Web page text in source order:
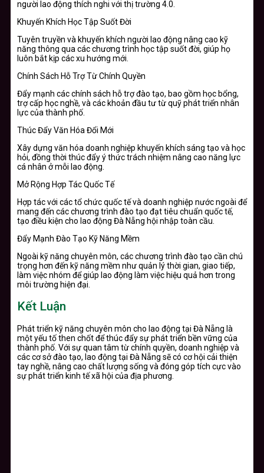
người lao động thích nghi với thị trường 4.0.
Khuyến Khích Học Tập Suốt Đời
Tuyên truyền và khuyến khích người lao động nâng cao kỹ
năng thông qua các chương trình học tập suốt đời, giúp họ
luôn bắt kịp các xu hướng mới.
Chính Sách Hỗ Trợ Từ Chính Quyền
Đẩy mạnh các chính sách hỗ trợ đào tạo, bao gồm học bổng,
trợ cấp học nghề, và các khoản đầu tư từ quỹ phát triển nhân
lực của thành phố.
Thúc Đẩy Văn Hóa Đổi Mới
Xây dựng văn hóa doanh nghiệp khuyến khích sáng tạo và học
hỏi, đồng thời thúc đẩy ý thức trách nhiệm nâng cao năng lực
cá nhân ở mỗi lao động.
Mở Rộng Hợp Tác Quốc Tế
Hợp tác với các tổ chức quốc tế và doanh nghiệp nước ngoài để
mang đến các chương trình đào tạo đạt tiêu chuẩn quốc tế,
tạo điều kiện cho lao động Đà Nẵng hội nhập toàn cầu.
Đẩy Mạnh Đào Tạo Kỹ Năng Mềm
Ngoài kỹ năng chuyên môn, các chương trình đào tạo cần chú
trọng hơn đến kỹ năng mềm như quản lý thời gian, giao tiếp,
làm việc nhóm để giúp lao động làm việc hiệu quả hơn trong
môi trường hiện đại.
Kết Luận
Phát triển kỹ năng chuyên môn cho lao động tại Đà Nẵng là
một yếu tố then chốt để thúc đẩy sự phát triển bền vững của
thành phố. Với sự quan tâm từ chính quyền, doanh nghiệp và
các cơ sở đào tạo, lao động tại Đà Nẵng sẽ có cơ hội cải thiện
tay nghề, nâng cao chất lượng sống và đóng góp tích cực vào
sự phát triển kinh tế xã hội của địa phương.